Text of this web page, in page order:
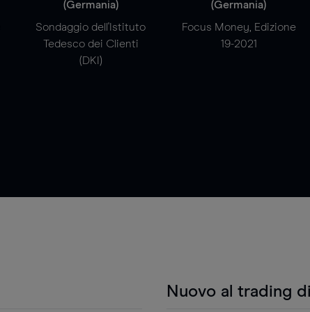
(Germania)
Sondaggio dell'Istituto
Tedesco dei Clienti
(DKI)
(Germania)
Focus Money, Edizione
19-2021
Nuovo al trading